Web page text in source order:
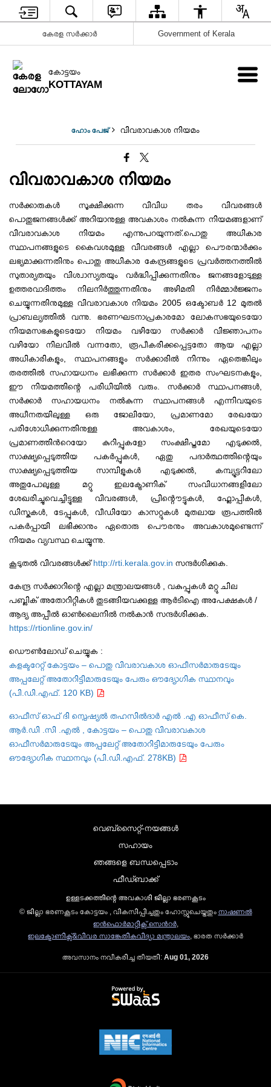
കേരള സർക്കാർ Government of Kerala
കോട്ടയം
KOTTAYAM
ഹോം പേജ് വിവരാവകാശ നിയമം
വിവരാവകാശ നിയമം
സർക്കാരുകൾ സൂക്ഷിക്കുന്ന വിവിധ തരം വിവരങ്ങൾ
പൊതുജനങ്ങൾക്ക് അറിയാനുള്ള അവകാശം നൽകുന്ന നിയമങ്ങളാണ്
വിവരാവകാശ നിയമം എന്നുപറയുന്നത്.പൊതു അധികാര
സ്ഥാപനങ്ങളുടെ കൈവശമുള്ള വിവരങ്ങൾ എല്ലാ പൌരന്മാർക്കും
ലഭ്യമാക്കുന്നതിനും പൊതു അധികാര കേന്ദ്രങ്ങളുടെ പ്രവർത്തനത്തിൽ
സുതാര്യതയും വിശ്വാസ്യതയും വർദ്ധിപ്പിക്കുന്നതിനും ജനങ്ങളോടുള്ള
ഉത്തരവാദിത്തം നിലനിർത്തുന്നതിനും അഴിമതി നിർമ്മാർജ്ജനം
ചെയ്യുന്നതിനുമുള്ള വിവരാവകാശ നിയമം 2005 ഒക്ടോബർ 12 മുതൽ
പ്രാബല്യത്തിൽ വന്നു. ഭരണഘടനാപ്രകാരമോ ലോകസഭയുടെയോ
നിയമസഭകളുടെയോ നിയമം വഴിയോ സർക്കാർ വിജ്ഞാപനം
വഴിയോ നിലവിൽ വന്നതോ, രൂപീകരിക്കപ്പെട്ടതോ ആയ എല്ലാ
അധികാരികളും, സ്ഥാപനങ്ങളും സർക്കാരിൽ നിന്നും ഏതെങ്കിലും
തരത്തിൽ സഹായധനം ലഭിക്കുന്ന സർക്കാർ ഇതര സംഘടനകളും,
ഈ നിയമത്തിന്റെ പരിധിയിൽ വരും. സർക്കാർ സ്ഥാപനങ്ങൾ,
സർക്കാർ സഹായധനം നൽകുന്ന സ്ഥാപനങ്ങൾ എന്നിവയുടെ
അധീനതയിലുള്ള ഒരു ജോലിയോ, പ്രമാണമോ രേഖയോ
പരിശോധിക്കുന്നതിനുള്ള അവകാശം, രേഖയുടെയോ
പ്രമാണത്തിന്‍റെയോ കുറിപ്പുകളോ സംക്ഷിപ്തമോ എടുക്കൽ,
സാക്ഷ്യപ്പെടുത്തിയ പകർപ്പുകൾ, ഏതു പദാർത്ഥത്തിന്റെയും
സാക്ഷ്യപ്പെടുത്തിയ സാമ്പിളുകൾ എടുക്കൽ, കമ്പ്യൂട്ടറിലോ
അതുപോലുള്ള മറ്റു ഇലക്ട്രോണിക് സംവിധാനങ്ങളിലോ
ശേഖരിച്ചുവെച്ചിട്ടുള്ള വിവരങ്ങൾ, പ്രിന്റൌട്ടുകൾ, ഫ്ലോപ്പികൾ,
ഡിസ്കുകൾ, ടേപ്പുകൾ, വീഡിയോ കാസറ്റുകൾ മുതലായ രൂപത്തിൽ
പകർപ്പായി ലഭിക്കാനും ഏതൊരു പൌരനും അവകാശമുണ്ടെന്ന്
നിയമം വ്യവസ്ഥ ചെയ്യുന്നു.
കൂടുതൽ വിവരങ്ങൾക്ക്http://rti.kerala.gov.in സന്ദർശിക്കുക.
കേന്ദ്ര സർക്കാറിന്റെ എല്ലാ മന്ത്രാലയങ്ങൾ , വകുപ്പുകൾ മറ്റു ചില
പബ്ലിക് അതോറിറ്റികൾ തുടങ്ങിയവക്കുള്ള ആർടിഐ അപേക്ഷകൾ /
ആദ്യ അപ്പീൽ ഓൺലൈനിൽ നൽകാൻ സന്ദർശിക്കുക.
https://rtionline.gov.in/
ഡൌണ്‍ലോഡ് ചെയ്യുക :
കളക്ടറേറ്റ് കോട്ടയം – പൊതു വിവരാവകാശ ഓഫീസർമാരുടേയും
അപ്പലേറ്റ് അതോറിട്ടിമാരുടേയും പേരും ഔദ്യോഗിക സ്ഥാനവും
(പി.ഡി.എഫ്. 120 KB)
ഓഫീസ് ഓഫ് ദി സ്പെഷ്യൽ തഹസിൽദാർ എൽ .എ ഓഫീസ് കെ.
ആർ.ഡി .സി .എൽ , കോട്ടയം – പൊതു വിവരാവകാശ
ഓഫീസർമാരുടേയും അപ്പലേറ്റ് അതോറിട്ടിമാരുടേയും പേരും
ഔദ്യോഗിക സ്ഥാനവും (പി.ഡി.എഫ്. 278KB)
വെബ്സൈറ്റ്-നയങ്ങള്‍
സഹായം
ഞങ്ങളെ ബന്ധപ്പെടാം
ഫീഡ്ബാക്ക്
ഉള്ളടക്കത്തിന്റെ അവകാശി ജില്ലാ ഭരണകൂടം
© ജില്ലാ ഭരണകൂടം കോട്ടയം , വികസിപ്പിച്ചതും ഹോസ്റ്റുചെയ്തതും നാഷണല്‍
ഇന്‍ഫൊര്‍മാറ്റിക്സ് സെന്‍റര്‍,
ഇലക്ട്രോണിക്സ്&വിവര സാങ്കേതികവിദ്യാ മന്ത്രാലയം, ഭാരത സര്‍ക്കാര്‍
അവസാനം നവീകരിച്ച തീയതി: Aug 01, 2026